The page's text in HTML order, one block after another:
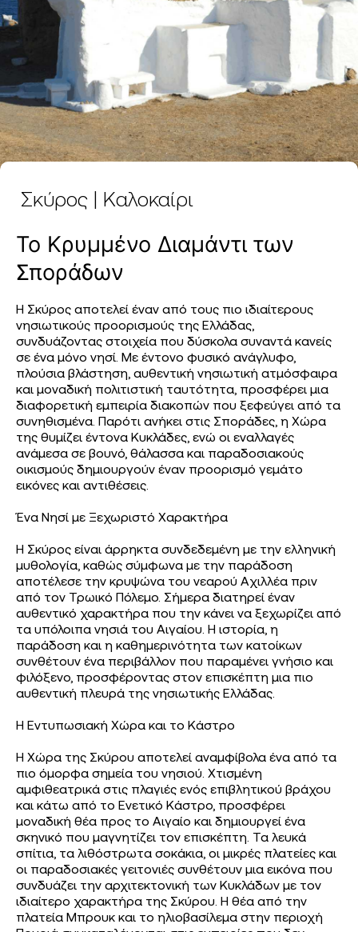
Σκύρος | Καλοκαίρι
Το Κρυμμένο Διαμάντι των
Σποράδων
Η Σκύρος αποτελεί έναν από τους πιο ιδιαίτερους
νησιωτικούς προορισμούς της Ελλάδας,
συνδυάζοντας στοιχεία που δύσκολα συναντά κανείς
σε ένα μόνο νησί. Με έντονο φυσικό ανάγλυφο,
πλούσια βλάστηση, αυθεντική νησιωτική ατμόσφαιρα
και μοναδική πολιτιστική ταυτότητα, προσφέρει μια
διαφορετική εμπειρία διακοπών που ξεφεύγει από τα
συνηθισμένα. Παρότι ανήκει στις Σποράδες, η Χώρα
της θυμίζει έντονα Κυκλάδες, ενώ οι εναλλαγές
ανάμεσα σε βουνό, θάλασσα και παραδοσιακούς
οικισμούς δημιουργούν έναν προορισμό γεμάτο
εικόνες και αντιθέσεις.
Ένα Νησί με Ξεχωριστό Χαρακτήρα
Η Σκύρος είναι άρρηκτα συνδεδεμένη με την ελληνική
μυθολογία, καθώς σύμφωνα με την παράδοση
αποτέλεσε την κρυψώνα του νεαρού Αχιλλέα πριν
από τον Τρωικό Πόλεμο. Σήμερα διατηρεί έναν
αυθεντικό χαρακτήρα που την κάνει να ξεχωρίζει από
τα υπόλοιπα νησιά του Αιγαίου. Η ιστορία, η
παράδοση και η καθημερινότητα των κατοίκων
συνθέτουν ένα περιβάλλον που παραμένει γνήσιο και
φιλόξενο, προσφέροντας στον επισκέπτη μια πιο
αυθεντική πλευρά της νησιωτικής Ελλάδας.
Η Εντυπωσιακή Χώρα και το Κάστρο
Η Χώρα της Σκύρου αποτελεί αναμφίβολα ένα από τα
πιο όμορφα σημεία του νησιού. Χτισμένη
αμφιθεατρικά στις πλαγιές ενός επιβλητικού βράχου
και κάτω από το Ενετικό Κάστρο, προσφέρει
μοναδική θέα προς το Αιγαίο και δημιουργεί ένα
σκηνικό που μαγνητίζει τον επισκέπτη. Τα λευκά
σπίτια, τα λιθόστρωτα σοκάκια, οι μικρές πλατείες και
οι παραδοσιακές γειτονιές συνθέτουν μια εικόνα που
συνδυάζει την αρχιτεκτονική των Κυκλάδων με τον
ιδιαίτερο χαρακτήρα της Σκύρου. Η θέα από την
πλατεία Μπρουκ και το ηλιοβασίλεμα στην περιοχή